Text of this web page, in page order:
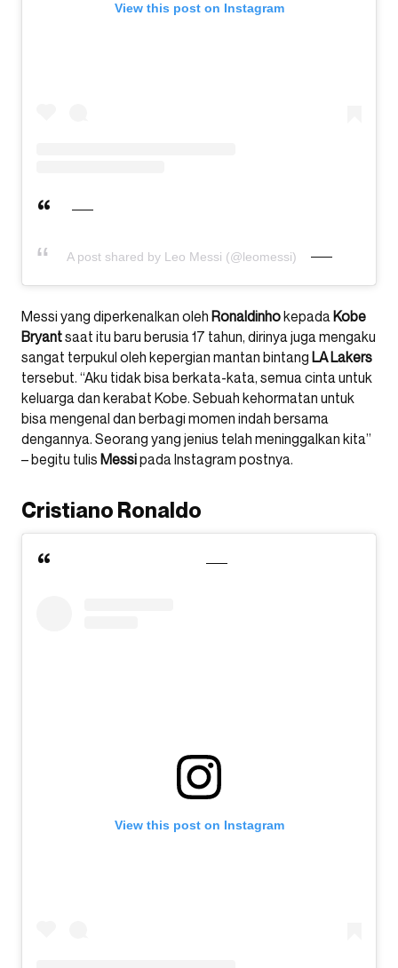
View this post on Instagram
A post shared by Leo Messi (@leomessi)
Messi yang diperkenalkan oleh Ronaldinhokepada Kobe
Bryantsaat itu baru berusia 17 tahun, dirinya juga mengaku
sangat terpukul oleh kepergian mantan bintang LA Lakers
tersebut. “Aku tidak bisa berkata-kata, semua cinta untuk
keluarga dan kerabat Kobe. Sebuah kehormatan untuk
bisa mengenal dan berbagi momen indah bersama
dengannya. Seorang yang jenius telah meninggalkan kita”
– begitu tulis Messipada Instagram postnya.
Cristiano Ronaldo
View this post on Instagram